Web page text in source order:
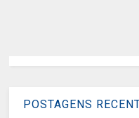
POSTAGENS